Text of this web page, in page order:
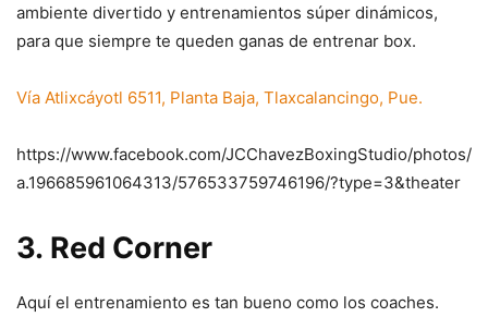
ambiente divertido y entrenamientos súper dinámicos,
para que siempre te queden ganas de entrenar box.
Vía Atlixcáyotl 6511, Planta Baja, Tlaxcalancingo, Pue.
https://www.facebook.com/JCChavezBoxingStudio/photos/
a.196685961064313/576533759746196/?type=3&theater
3. Red Corner
Aquí el entrenamiento es tan bueno como los coaches.